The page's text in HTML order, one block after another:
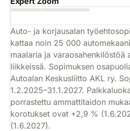
Auto- ja korjausalan
kattaa noin 25 000
maalaria ja varaosahenkilöstöä
liikkeissä. Sopimuksen
Autoalan Keskusliitto AKL ry.
1.2.2025–31.1.2027.
porrastettu ammattitaidon
korotukset ovat +2,9 %
(1.6.2027).